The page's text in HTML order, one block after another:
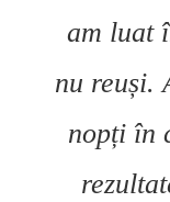
am luat
nu reuși.
nopți în